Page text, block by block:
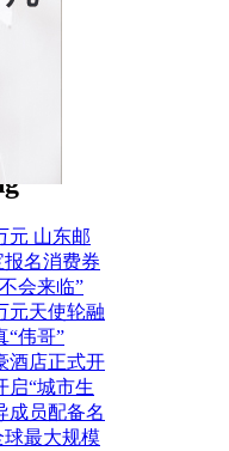
元 山东邮
名消费券
会来临”
元天使轮融
“伟哥”
酒店正式开
启“城市生
成员配备名
最大规模